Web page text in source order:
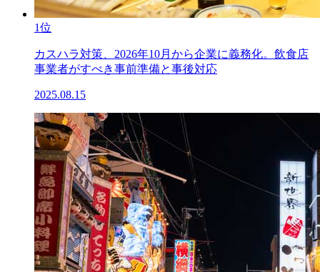
1位
カスハラ対策、2026年10月から企業に義務化。飲食店
事業者がすべき事前準備と事後対応
2025.08.15